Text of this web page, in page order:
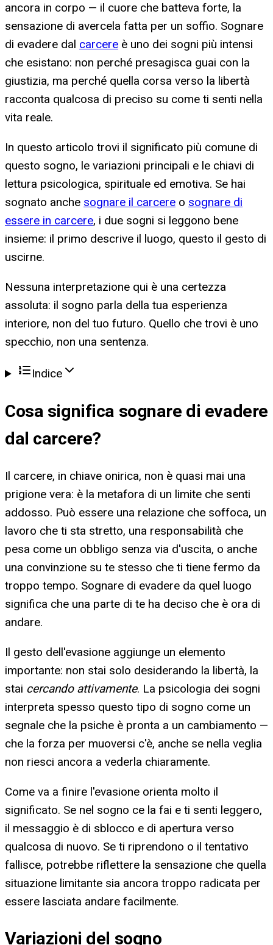
ancora in corpo — il cuore che batteva forte, la
sensazione di avercela fatta per un soffio. Sognare
di evadere dal carcere è uno dei sogni più intensi
che esistano: non perché presagisca guai con la
giustizia, ma perché quella corsa verso la libertà
racconta qualcosa di preciso su come ti senti nella
vita reale.
In questo articolo trovi il significato più comune di
questo sogno, le variazioni principali e le chiavi di
lettura psicologica, spirituale ed emotiva. Se hai
sognato anche sognare il carcere o sognare di
essere in carcere, i due sogni si leggono bene
insieme: il primo descrive il luogo, questo il gesto di
uscirne.
Nessuna interpretazione qui è una certezza
assoluta: il sogno parla della tua esperienza
interiore, non del tuo futuro. Quello che trovi è uno
specchio, non una sentenza.
Indice
Cosa significa sognare di evadere
dal carcere?
Il carcere, in chiave onirica, non è quasi mai una
prigione vera: è la metafora di un limite che senti
addosso. Può essere una relazione che soffoca, un
lavoro che ti sta stretto, una responsabilità che
pesa come un obbligo senza via d'uscita, o anche
una convinzione su te stesso che ti tiene fermo da
troppo tempo. Sognare di evadere da quel luogo
significa che una parte di te ha deciso che è ora di
andare.
Il gesto dell'evasione aggiunge un elemento
importante: non stai solo desiderando la libertà, la
stai cercando attivamente. La psicologia dei sogni
interpreta spesso questo tipo di sogno come un
segnale che la psiche è pronta a un cambiamento —
che la forza per muoversi c'è, anche se nella veglia
non riesci ancora a vederla chiaramente.
Come va a finire l'evasione orienta molto il
significato. Se nel sogno ce la fai e ti senti leggero,
il messaggio è di sblocco e di apertura verso
qualcosa di nuovo. Se ti riprendono o il tentativo
fallisce, potrebbe riflettere la sensazione che quella
situazione limitante sia ancora troppo radicata per
essere lasciata andare facilmente.
Variazioni del sogno